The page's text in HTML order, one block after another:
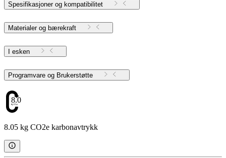
Spesifikasjoner og kompatibilitet
Materialer og bærekraft
I esken
Programvare og Brukerstøtte
8.05
8.05 kg CO2e karbonavtrykk